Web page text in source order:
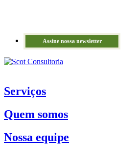
Assine nossa newsletter
Serviços
Quem somos
Nossa equipe